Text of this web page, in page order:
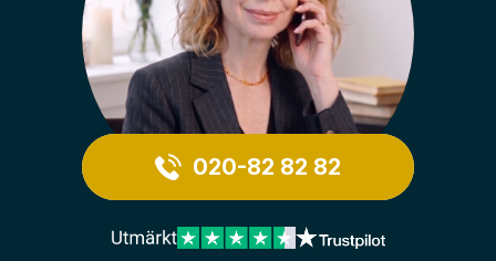
020-82 82 82